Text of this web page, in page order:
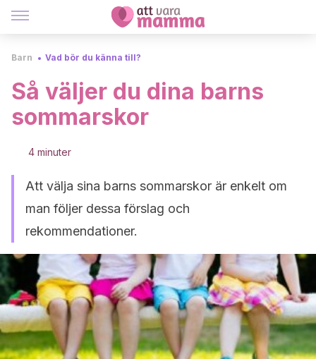
Barn Vad bör du känna till?
Så väljer du dina barns
sommarskor
4 minuter
Att välja sina barns sommarskor är enkelt om
man följer dessa förslag och
rekommendationer.